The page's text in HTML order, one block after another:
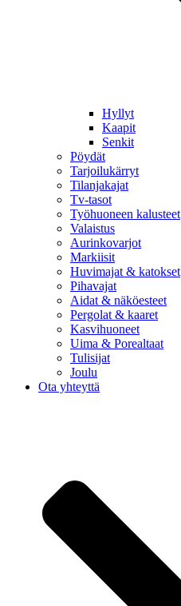
Hyllyt
Kaapit
Senkit
Pöydät
Tarjoilukärryt
Tilanjakajat
Tv-tasot
Työhuoneen kalusteet
Valaistus
Aurinkovarjot
Markiisit
Huvimajat & katokset
Pihavajat
Aidat & näköesteet
Pergolat & kaaret
Kasvihuoneet
Uima & Porealtaat
Tulisijat
Joulu
Ota yhteyttä